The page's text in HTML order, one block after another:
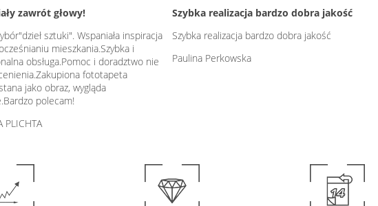
zawrót głowy!
sztuki". Wspaniała inspiracja
mieszkania.Szybka i
obsługa.Pomoc i doradztwo nie
fototapeta
jako obraz, wygląda
polecam!
PLICHTA
Szybka realizacja bardzo dobra jakość
Szybka realizacja bardzo dobra jakość
Paulina Perkowska